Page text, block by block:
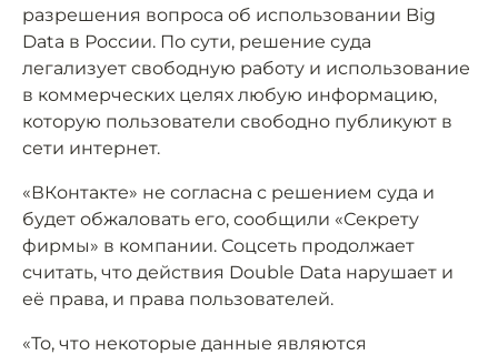
разрешения вопроса об использовании Big
Data в России. По сути, решение суда
легализует свободную работу и использование
в коммерческих целях любую информацию,
которую пользователи свободно публикуют в
сети интернет.
«ВКонтакте» не согласна с решением суда и
будет обжаловать его, сообщили «Секрету
фирмы» в компании. Соцсеть продолжает
считать, что действия Double Data нарушает и
её права, и права пользователей.
«То, что некоторые данные являются